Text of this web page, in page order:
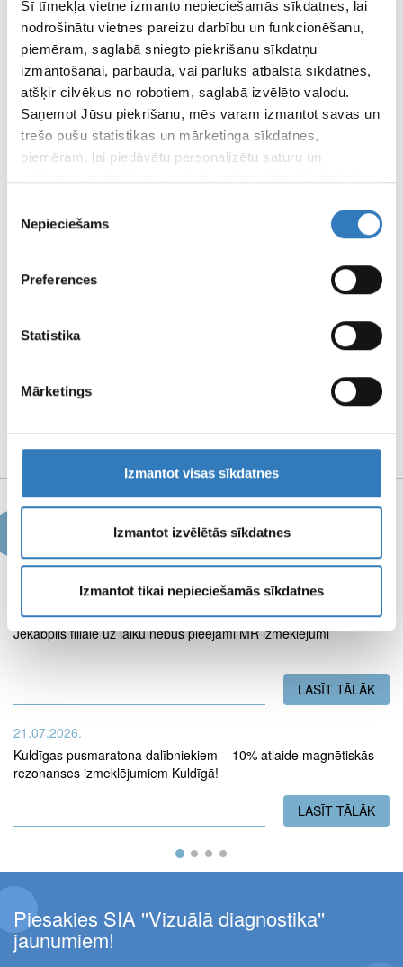
Šī tīmekļa vietne izmanto nepieciešamās sīkdatnes, lai
nodrošinātu vietnes pareizu darbību un funkcionēšanu,
piemēram, saglabā sniegto piekrišanu sīkdatņu
izmantošanai, pārbauda, vai pārlūks atbalsta sīkdatnes,
atšķir cilvēkus no robotiem, saglabā izvēlēto valodu.
Saņemot Jūsu piekrišanu, mēs varam izmantot savas un
trešo pušu statistikas un mārketinga sīkdatnes,
piemēram, lai piedāvātu personalizētu saturu un
reklāmas, nodrošinātu sociālo saziņas līdzekļu funkcijas,
Informāciju par to, kā Jūs izmantojat mūsu vietni, mēs
varam kopīgot ar saviem sociālās saziņas līdzekļu,
apvienot ar citu informāciju, ko viņiem sniedzat vai ko
izvēle
Nepieciešams
Preferences
Statistika
Mārketings
Izmantot visas sīkdatnes
Izmantot izvēlētās sīkdatnes
Izmantot tikai nepieciešamās sīkdatnes
SPECIĀLISTI
SIA “Vizuālā diagnostika” speciālisti
APDROŠINĀTĀJI
Apskati apdrošinātājus šeit
ATTĀLINĀTĀS DIAGNOSTIKAS CENTRS
NOTEIKUMI
REKVIZĪTI UN
MEDIJU MATERIĀLI
03.08.2026.
Jēkabpils filiālē uz laiku nebūs pieejami MR izmeklējumi
LASĪT TĀLĀK
21.07.2026.
Kuldīgas pusmaratona dalībniekiem – 10% atlaide magnētiskās
rezonanses izmeklējumiem Kuldīgā!
LASĪT TĀLĀK
Piesakies SIA ''Vizuālā diagnostika''
jaunumiem!